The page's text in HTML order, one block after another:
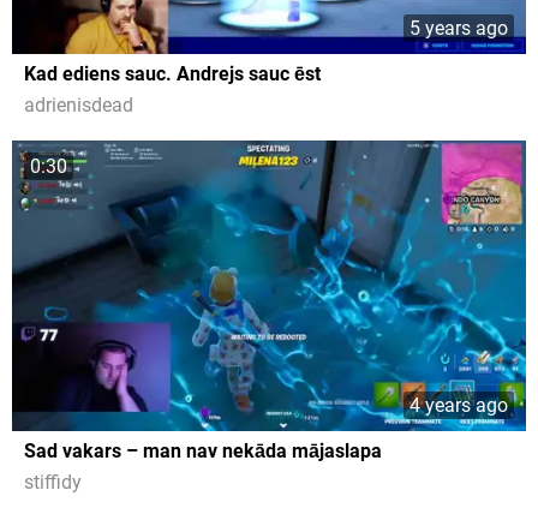
5 years ago
Kad ediens sauc. Andrejs sauc ēst
adrienisdead
0:30
4 years ago
Sad vakars – man nav nekāda mājaslapa
stiffidy